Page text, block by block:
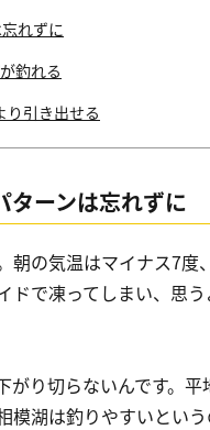
れずに
釣れる
り引き出せる
ターンは忘れずに
朝の気温はマイナス7
ドで凍ってしまい、思
がり切らないんです。
湖は釣りやすいとい